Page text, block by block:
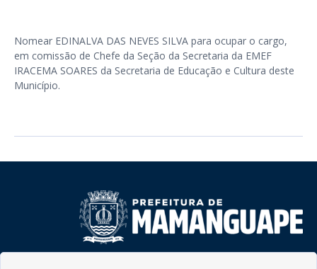
Nomear EDINALVA DAS NEVES SILVA para ocupar o cargo,
em comissão de Chefe da Seção da Secretaria da EMEF
IRACEMA SOARES da Secretaria de Educação e Cultura deste
Município.